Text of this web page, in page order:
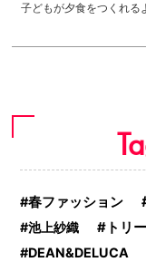
子どもが夕食をつくれる
春ファッション
池上紗織
トリ
DEAN&DELUCA